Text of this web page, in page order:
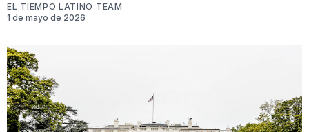
EL TIEMPO LATINO TEAM
1 de mayo de 2026